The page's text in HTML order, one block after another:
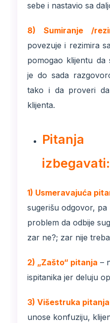
sebe i nastavio sa
8) Sumiranje /
povezuje i rezimira
pomogao klijentu
je do sada
tako i da proveri
klijenta.
Pitanja
izbegavati:
1) Usmeravajuća
sugerišu odgovor, pa
problem da odbije
zar ne?; zar nije
2) „Zašto“ pitanja –
ispitanika jer deluju
3) Višestruka pitanja
unose konfuziju,